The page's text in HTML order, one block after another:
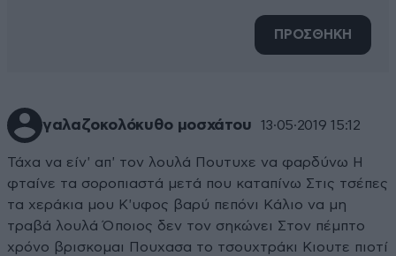
ΠΡΟΣΘΗΚΗ
γαλαζοκολόκυθο μοσχάτου 13·05·2019 15:12
Τάχα να είν' απ' τον λουλά Πουτυχε να φαρδύνω Η
φταίνε τα σοροπιαστά μετά που καταπίνω Στις τσέπες
τα χεράκια μου Κ'υφος βαρύ πεπόνι Κάλιο να μη
τραβά λουλά Όποιος δεν τον σηκώνει Στον πέμπτο
χρόνο βρισκομαι Πουχασα το τσουχτράκι Κιουτε πιοτί